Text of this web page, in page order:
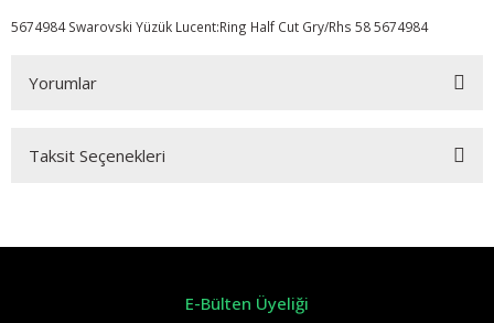
5674984 Swarovski Yüzük Lucent:Ring Half Cut Gry/Rhs 58 5674984
Yorumlar
Taksit Seçenekleri
E-Bülten Üyeliği